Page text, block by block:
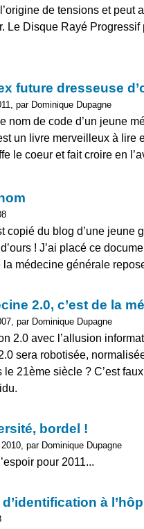
de tensions et peut
Le Disque Rayé
future dresseuse
par Dominique Dupagne
nom de code d’un jeune
un livre merveilleux à lire
le coeur et fait croire en
copié du blog d’une jeune
! J’ai placé ce
la médecine générale
2.0, c’est de la
par Dominique Dupagne
2.0 avec l’allusion
sera robotisée,
le 21ème siècle ? C’est
bordel !
par Dominique Dupagne
pour 2011...
à